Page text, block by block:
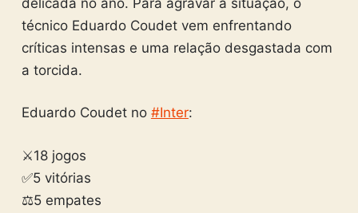
técnico Eduardo Coudet vem enfrentando
críticas intensas e uma relação desgastada com
a torcida.
Eduardo Coudet no #Inter:
⚔️18 jogos
✅5 vitórias
⚖️5 empates